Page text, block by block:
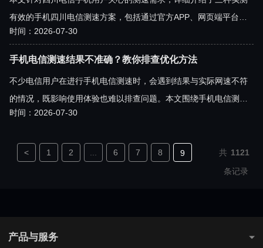
有效的手机四川电信测速方案，包括通过官方APP、网页端平台以
及第三方专业测速工具的操作方法，还分享了提升测速准确性的实
用技巧，帮助用户精准掌握自身网络状态，排查网络问题。
时间：2026-07-30
手机电信测速结果不准确？教你排查优化方法
不少电信用户在进行手机电信测速时，会遇到结果与实际网速不符
的情况，既影响使用体验也难以排查问题。本文围绕手机电信测速
结果不准的核心问题，从测速准备、环境排查、设备优化、测速工
的测速结果，保障网络使用体验。
时间：2026-07-30
< 1 2 ... 6 7 8
9
共 1121
条记录
产品与服务